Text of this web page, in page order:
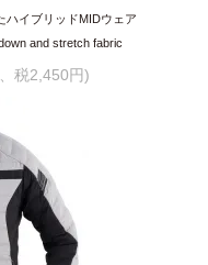
ハイブリッドMIDウェア
and stretch fabric
税2,450円)